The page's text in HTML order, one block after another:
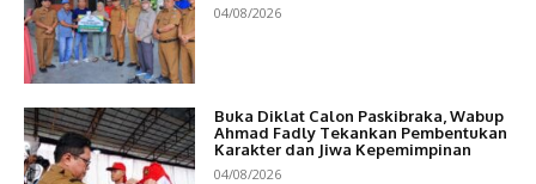
04/08/2026
Buka Diklat Calon Paskibraka, Wabup
Ahmad Fadly Tekankan Pembentukan
Karakter dan Jiwa Kepemimpinan
04/08/2026